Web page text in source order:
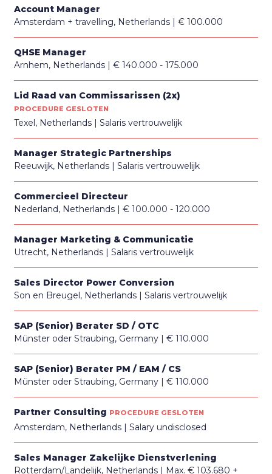
Account Manager
Amsterdam + travelling, Netherlands
€ 100.000
QHSE Manager
Arnhem, Netherlands
€ 140.000 - 175.000
Lid Raad van Commissarissen (2x)
PROCEDURE GESLOTEN
Texel, Netherlands Salaris vertrouwelijk
Manager Strategic Partnerships
Reeuwijk, Netherlands
Salaris vertrouwelijk
Commercieel Directeur
Nederland, Netherlands
€ 100.000 - 120.000
Manager Marketing & Communicatie
Utrecht, Netherlands
Salaris vertrouwelijk
Sales Director Power Conversion
Son en Breugel, Netherlands
Salaris vertrouwelijk
SAP (Senior) Berater SD / OTC
Münster oder Straubing, Germany
€ 110.000
SAP (Senior) Berater PM / EAM / CS
Münster oder Straubing, Germany
€ 110.000
Partner Consulting PROCEDURE GESLOTEN
Amsterdam, Netherlands Salary undisclosed
Sales Manager Zakelijke Dienstverlening
Rotterdam/Landelijk, Netherlands
Max. € 103.680 +